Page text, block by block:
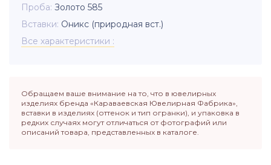
Проба Золото 585
Вставки Оникс (природная вст.)
Все характеристики
Обращаем ваше внимание на то, что в ювелирных
изделиях бренда «Караваевская Ювелирная Фабрика»,
вставки в изделиях (оттенок и тип огранки), и упаковка в
редких случаях могут отличаться от фотографий или
описаний товара, представленных в каталоге.